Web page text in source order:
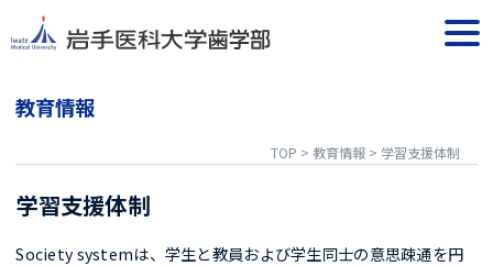
content
教育情報
TOP > 教育情報> 学習支援体制
学習支援体制
Society systemは、学生と教員および学生同士の意思疎通を円